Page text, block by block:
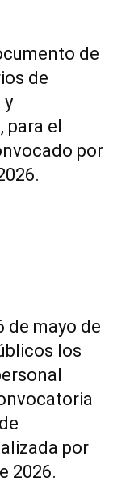
de
de
y
el
por
de mayo de
los
por
2026.